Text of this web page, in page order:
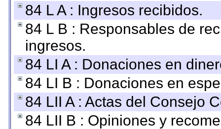
84 L A : Ingresos recibidos.
84 L B : Responsables de
ingresos.
84 LI A : Donaciones en
84 LI B : Donaciones en
84 LII A : Actas del Consejo
84 LII B : Opiniones y